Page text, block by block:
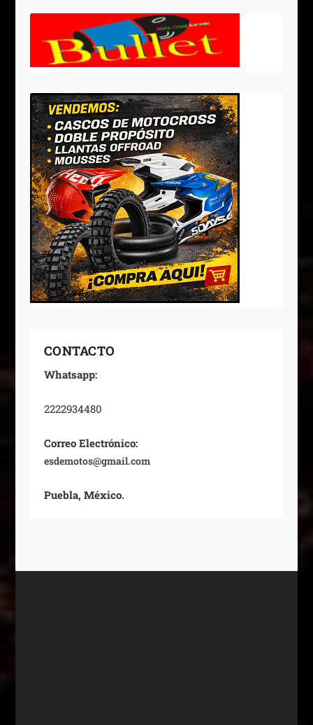
CONTACTO
Whatsapp:
2222934480
Correo Electrónico:
esdemotos@gmail.com
Puebla, México.